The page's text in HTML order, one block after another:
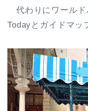
代わりにワールド
Todayとガイドマッ